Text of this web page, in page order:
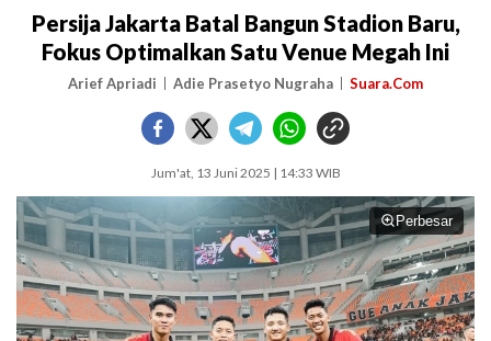
Persija Jakarta Batal Bangun Stadion Baru,
Fokus Optimalkan Satu Venue Megah Ini
Arief Apriadi Adie Prasetyo Nugraha Suara.Com
Jum'at, 13 Juni 2025 | 14:33 WIB
Perbesar